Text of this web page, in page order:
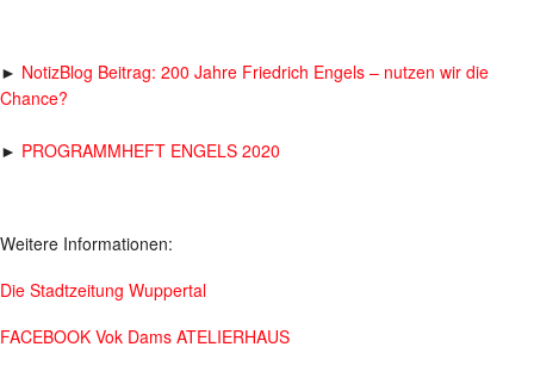
► NotizBlog Beitrag: 200 Jahre Friedrich Engels – nutzen wir die
Chance?
► PROGRAMMHEFT ENGELS 2020
Weitere Informationen:
Die Stadtzeitung Wuppertal
FACEBOOK Vok Dams ATELIERHAUS